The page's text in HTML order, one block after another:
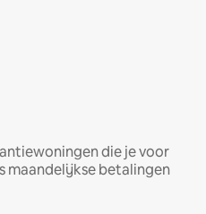
die je voor
maandelijkse betalingen